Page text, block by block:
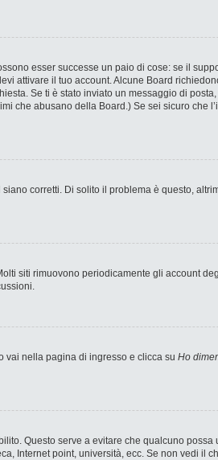
esser successe un paio di cose: se il
attivare il tuo account. Alcune Board
Se ti è stato inviato un messaggio di
che abusano della Board.) Se sei sicuro che
corretti. Di solito il problema è questo,
siti rimuovono periodicamente gli account
vai nella pagina di ingresso e clicca su Ho
Questo serve a evitare che qualcuno
Internet point, università, ecc. Se non vedi il